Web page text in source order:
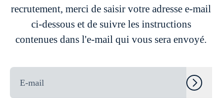
recrutement, merci de saisir votre adresse e-mail
ci-dessous et de suivre les instructions
contenues dans l'e-mail qui vous sera envoyé.